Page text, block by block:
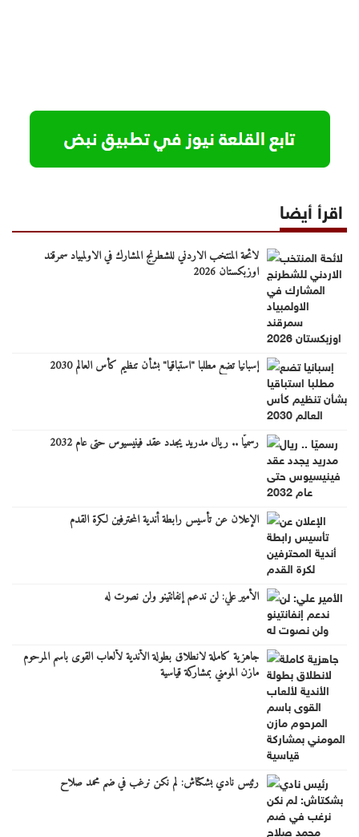
اقرأ أيضا
لائحة المنتخب الاردني للشطرنج المشارك في الاولمبياد سمرقند
اوزبكستان 2026
إسبانيا تضع مطلبا "استباقيا" بشأن تنظيم كأس العالم 2030
رسميًا .. ريال مدريد يجدد عقد فينيسيوس حتى عام 2032
الإعلان عن تأسيس رابطة أندية المحترفين لكرة القدم
الأمير علي: لن ندعم إنفانتينو ولن نصوت له
جاهزية كاملة لانطلاق بطولة الأندية لألعاب القوى باسم المرحوم
مازن المومني بمشاركة قياسية
رئيس نادي بشكتاش: لم نكن نرغب في ضم محمد صلاح